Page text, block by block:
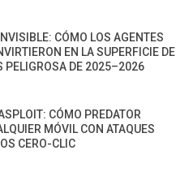
CÓMO LOS AGENTES
EN LA SUPERFICIE DE
PELIGROSA DE 2025–2026
CÓMO PREDATOR
MÓVIL CON ATAQUES
CERO-CLIC